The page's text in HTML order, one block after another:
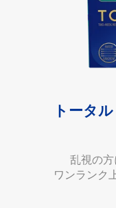
トータ
乱視の方
ワンランク